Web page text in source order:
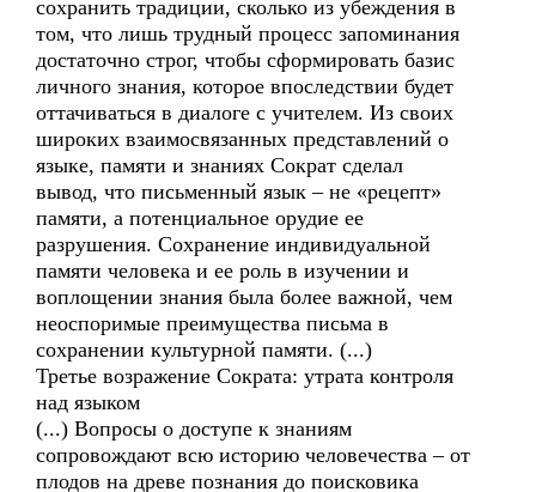
сохранить традиции, сколько из убеждения в
том, что лишь трудный процесс запоминания
достаточно строг, чтобы сформировать базис
личного знания, которое впоследствии будет
оттачиваться в диалоге с учителем. Из своих
широких взаимосвязанных представлений о
языке, памяти и знаниях Сократ сделал
вывод, что письменный язык – не «рецепт»
памяти, а потенциальное орудие ее
разрушения. Сохранение индивидуальной
памяти человека и ее роль в изучении и
воплощении знания была более важной, чем
неоспоримые преимущества письма в
сохранении культурной памяти. (...)
Третье возражение Сократа: утрата контроля
над языком
(...) Вопросы о доступе к знаниям
сопровождают всю историю человечества – от
плодов на древе познания до поисковика